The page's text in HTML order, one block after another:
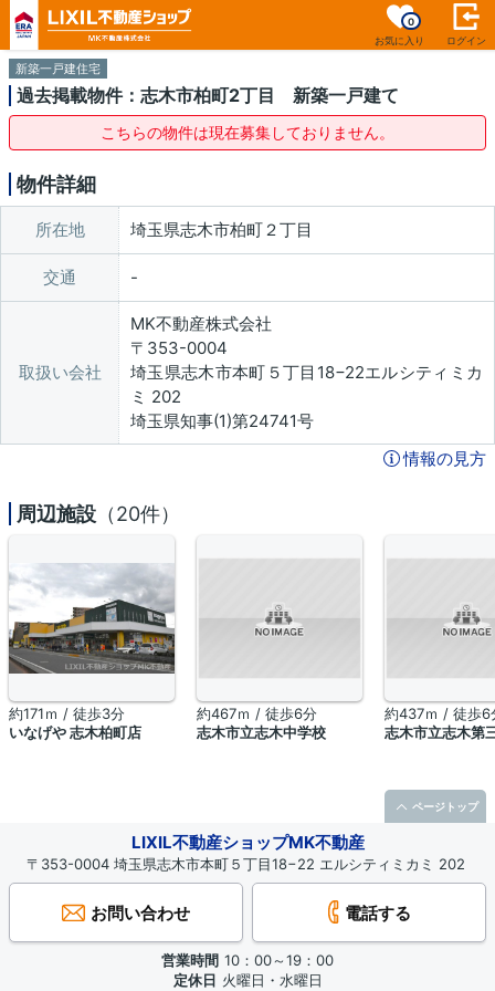
お気に入り
0
ログイン
新築一戸建住宅
過去掲載物件：志木市柏町2丁目 新築一戸建て
こちらの物件は現在募集しておりません。
物件詳細
所在地 埼玉県志木市柏町２丁目
交通
取扱い会社
MK不動産株式会社
〒353-0004
埼玉県志木市本町５丁目18−22エルシティミカ
ミ 202
埼玉県知事(1)第24741号
情報の見方
周辺施設 （20件）
約171ｍ / 徒歩3分
いなげや 志木柏町店
約467ｍ / 徒歩6分
志木市立志木中学校
約437ｍ / 徒歩6
志木市立志木第
LIXIL不動産ショップMK不動産
〒353-0004 埼玉県志木市本町５丁目18−22 エルシティミカミ 202
お問い合わせ 電話する
営業時間 10：00～19：00
定休日 火曜日・水曜日
ページトップ